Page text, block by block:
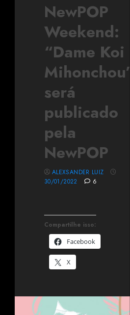
NewPOP
Weekend:
“Dame Koi
Mihonchou”
será
publicado
pela
NewPOP
Compartilhe isso:
Facebook
X
ALEXSANDER LUIZ
30/01/2022
6